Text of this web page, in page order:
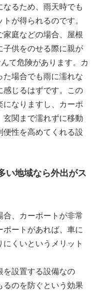
るため、雨天時でも
が得られるのです。
庭などの場合、屋根
子供をのせる際に親が
て危険があります。カ
場合でも雨に濡れな
感じるはずです。この
なりますし、カーポ
関まで濡れずに移動
性を高めてくれる設
地域なら外出がス
、カーポートが非常
ートがあれば、車に
くいというメリット
を設置する設備なの
るのを防ぐという効果